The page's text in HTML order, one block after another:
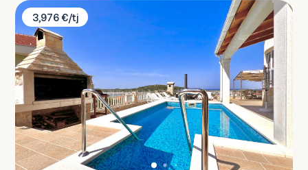
Villa Goles
3,976 €/tj